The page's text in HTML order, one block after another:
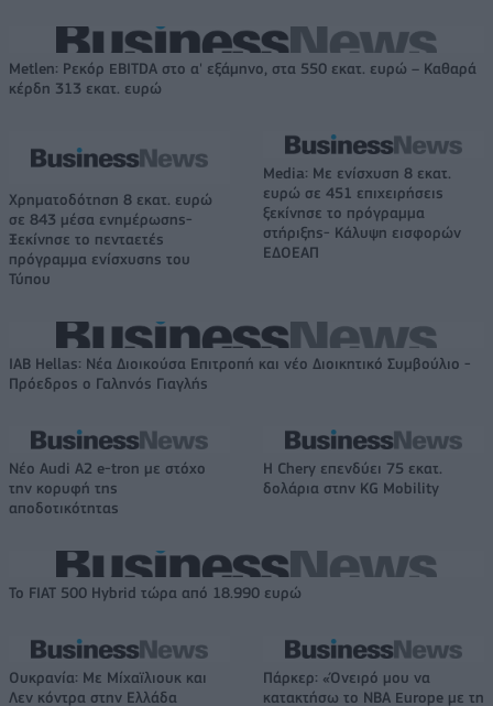
Metlen: Ρεκόρ EBITDA στο α' εξάμηνο, στα 550 εκατ. ευρώ – Καθαρά
κέρδη 313 εκατ. ευρώ
Χρηματοδότηση 8 εκατ. ευρώ
σε 843 μέσα ενημέρωσης-
Ξεκίνησε το πενταετές
πρόγραμμα ενίσχυσης του
Τύπου
Media: Με ενίσχυση 8 εκατ.
ευρώ σε 451 επιχειρήσεις
ξεκίνησε το πρόγραμμα
στήριξης- Κάλυψη εισφορών
ΕΔΟΕΑΠ
IAB Hellas: Νέα Διοικούσα Επιτροπή και νέο Διοικητικό Συμβούλιο -
Πρόεδρος ο Γαληνός Γιαγλής
Νέο Audi A2 e-tron με στόχο
την κορυφή της
αποδοτικότητας
Η Chery επενδύει 75 εκατ.
δολάρια στην KG Mobility
Το FIAT 500 Hybrid τώρα από 18.990 ευρώ
Ουκρανία: Με Μίχαϊλιουκ και
Λεν κόντρα στην Ελλάδα
Πάρκερ: «Όνειρό μου να
κατακτήσω το ΝΒΑ Europe με τη